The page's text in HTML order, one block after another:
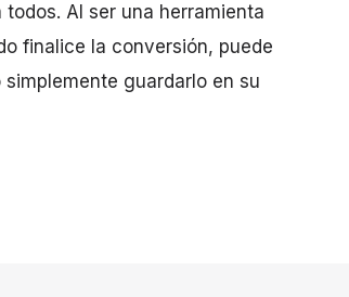
Al ser una herramienta
finalice la conversión, puede
guardarlo en su